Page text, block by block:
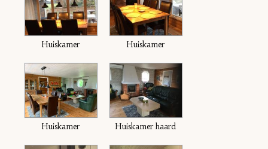
Huiskamer Huiskamer
Huiskamer Huiskamer haard